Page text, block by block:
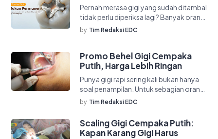
Pernah merasa gigi yang sudah ditambal
tidak perlu diperiksa lagi? Banyak orang
menganggap proses tambal gigi
sebagai solusi […]
by Tim Redaksi EDC
Promo Behel Gigi Cempaka
Putih, Harga Lebih Ringan
Punya gigi rapi sering kali bukan hanya
soal penampilan. Untuk sebagian orang,
gigi yang tersusun lebih baik juga […]
by Tim Redaksi EDC
Scaling Gigi Cempaka Putih:
Kapan Karang Gigi Harus